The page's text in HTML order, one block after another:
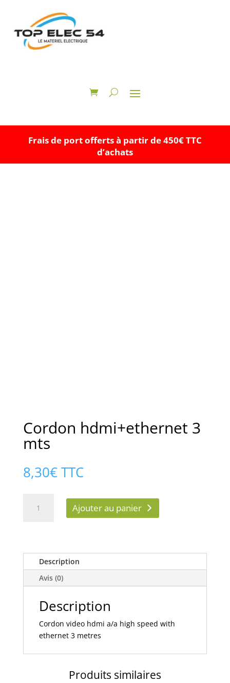
Frais de port offerts à partir de 450€ TTC
d’achats
Cordon hdmi+ethernet 3
mts
8,30€ TTC
Ajouter au panier
Description
Avis (0)
Description
Cordon video hdmi a/a high speed with
ethernet 3 metres
Produits similaires